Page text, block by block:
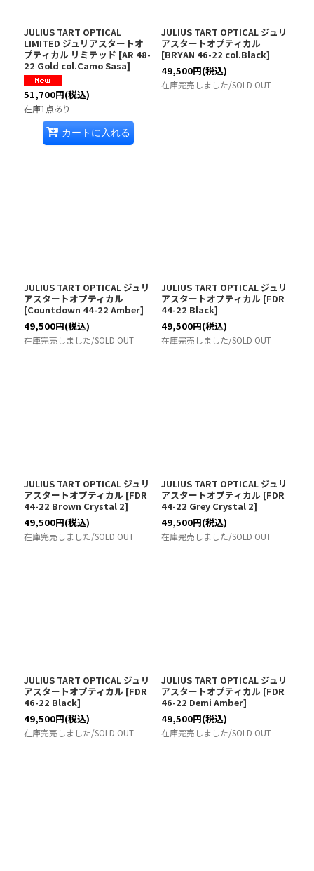
JULIUS TART OPTICAL
LIMITED ジュリアスタートオ
プティカル リミテッド [AR 48-
22 Gold col.Camo Sasa]
51,700円(税込)
在庫1点あり
カートに入れる
JULIUS TART OPTICAL ジュリ
アスタートオプティカル
[BRYAN 46-22 col.Black]
49,500円(税込)
在庫完売しました/SOLD OUT
JULIUS TART OPTICAL ジュリ
アスタートオプティカル
[Countdown 44-22 Amber]
49,500円(税込)
在庫完売しました/SOLD OUT
JULIUS TART OPTICAL ジュリ
アスタートオプティカル [FDR
44-22 Black]
49,500円(税込)
在庫完売しました/SOLD OUT
JULIUS TART OPTICAL ジュリ
アスタートオプティカル [FDR
44-22 Brown Crystal 2]
49,500円(税込)
在庫完売しました/SOLD OUT
JULIUS TART OPTICAL ジュリ
アスタートオプティカル [FDR
44-22 Grey Crystal 2]
49,500円(税込)
在庫完売しました/SOLD OUT
JULIUS TART OPTICAL ジュリ
アスタートオプティカル [FDR
46-22 Black]
49,500円(税込)
在庫完売しました/SOLD OUT
JULIUS TART OPTICAL ジュリ
アスタートオプティカル [FDR
46-22 Demi Amber]
49,500円(税込)
在庫完売しました/SOLD OUT